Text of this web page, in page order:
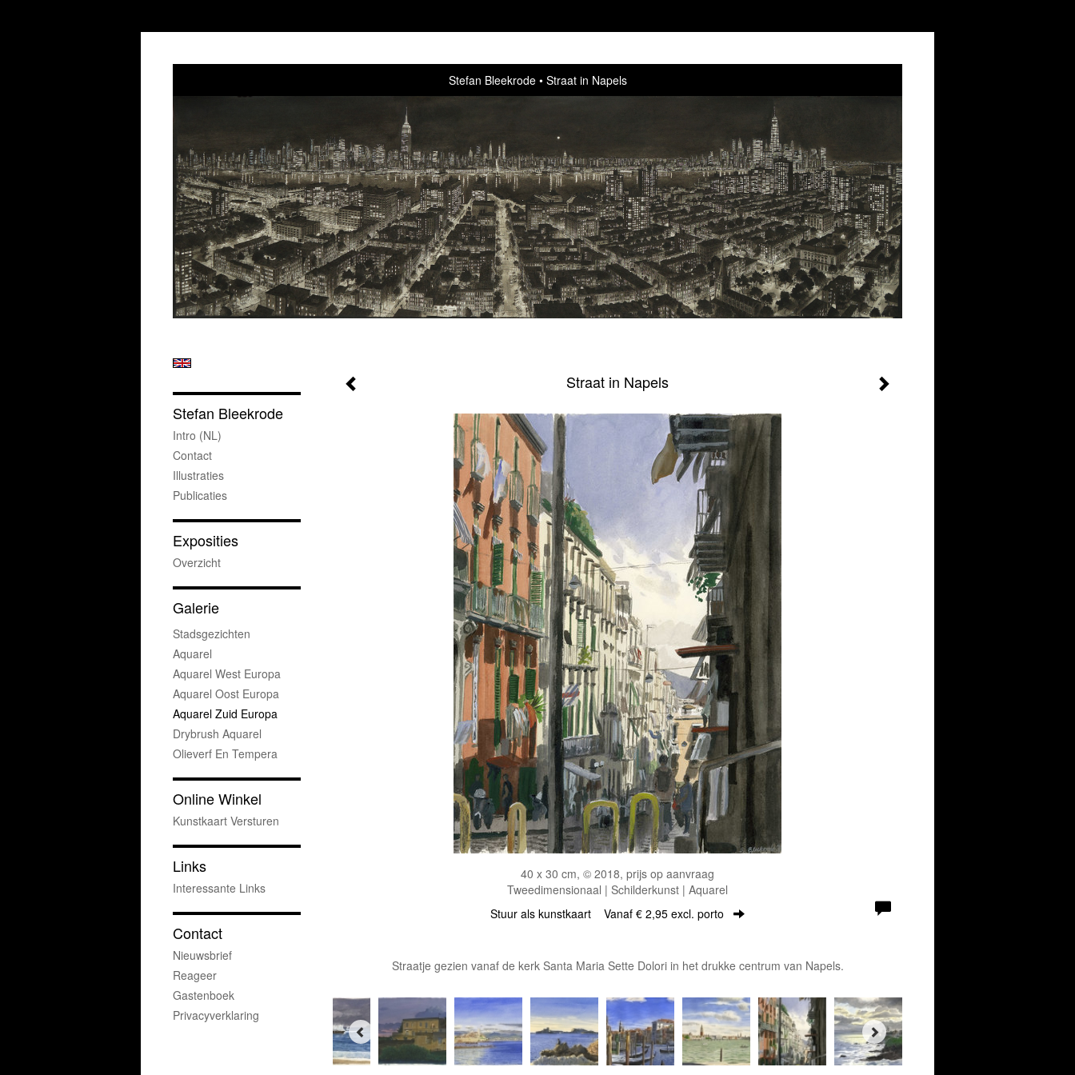
Stefan Bleekrode Straat in Napels
Straat in Napels
40 x 30 cm, © 2018, prijs op aanvraag
Tweedimensionaal | Schilderkunst | Aquarel
Stuur als kunstkaart Vanaf € 2,95 excl. porto
Straatje gezien vanaf de kerk Santa Maria Sette Dolori in het drukke centrum van Napels.
Stefan Bleekrode
Intro (NL)
Contact
Illustraties
Publicaties
Exposities
Overzicht
Galerie
Stadsgezichten
Aquarel
Aquarel West Europa
Aquarel Oost Europa
Aquarel Zuid Europa
Drybrush Aquarel
Olieverf En Tempera
Online Winkel
Kunstkaart Versturen
Links
Interessante Links
Contact
Nieuwsbrief
Reageer
Gastenboek
Privacyverklaring